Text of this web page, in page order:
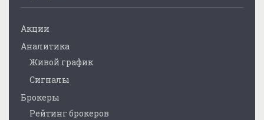
Акции
Аналитика
Живой график
Сигналы
Брокеры
Рейтинг брокеров